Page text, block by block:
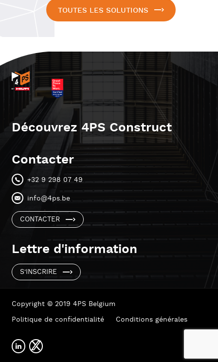
TOUTES LES SOLUTIONS
Découvrez 4PS Construct
Contacter
+32 9 298 07 49
info@4ps.be
CONTACTER
Lettre d'information
S'INSCRIRE
Copyright © 2019 4PS Belgium
Politique de confidentialité
Conditions générales